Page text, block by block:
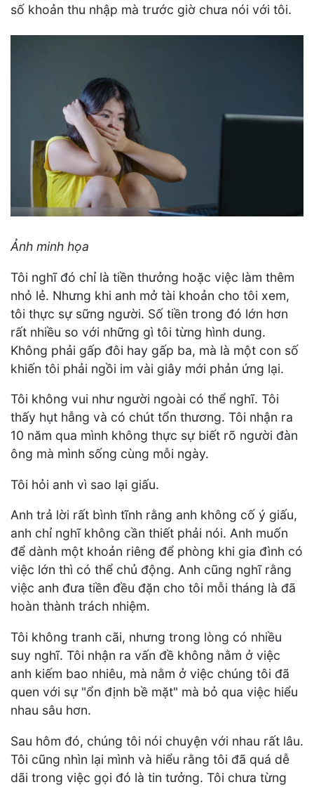
số khoản thu nhập mà trước giờ chưa nói với tôi.
Ảnh minh họa
Tôi nghĩ đó chỉ là tiền thưởng hoặc việc làm thêm
nhỏ lẻ. Nhưng khi anh mở tài khoản cho tôi xem,
tôi thực sự sững người. Số tiền trong đó lớn hơn
rất nhiều so với những gì tôi từng hình dung.
Không phải gấp đôi hay gấp ba, mà là một con số
khiến tôi phải ngồi im vài giây mới phản ứng lại.
Tôi không vui như người ngoài có thể nghĩ. Tôi
thấy hụt hẫng và có chút tổn thương. Tôi nhận ra
10 năm qua mình không thực sự biết rõ người đàn
ông mà mình sống cùng mỗi ngày.
Tôi hỏi anh vì sao lại giấu.
Anh trả lời rất bình tĩnh rằng anh không cố ý giấu,
anh chỉ nghĩ không cần thiết phải nói. Anh muốn
để dành một khoản riêng để phòng khi gia đình có
việc lớn thì có thể chủ động. Anh cũng nghĩ rằng
việc anh đưa tiền đều đặn cho tôi mỗi tháng là đã
hoàn thành trách nhiệm.
Tôi không tranh cãi, nhưng trong lòng có nhiều
suy nghĩ. Tôi nhận ra vấn đề không nằm ở việc
anh kiếm bao nhiêu, mà nằm ở việc chúng tôi đã
quen với sự "ổn định bề mặt" mà bỏ qua việc hiểu
nhau sâu hơn.
Sau hôm đó, chúng tôi nói chuyện với nhau rất lâu.
Tôi cũng nhìn lại mình và hiểu rằng tôi đã quá dễ
dãi trong việc gọi đó là tin tưởng. Tôi chưa từng